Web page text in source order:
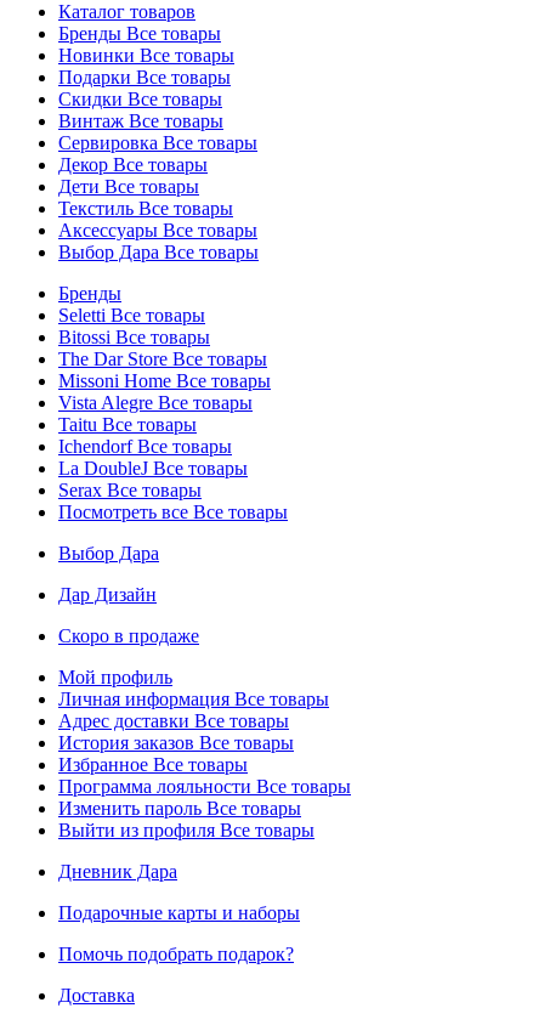
Каталог товаров
Бренды Все товары
Новинки Все товары
Подарки Все товары
Скидки Все товары
Винтаж Все товары
Сервировка Все товары
Декор Все товары
Дети Все товары
Текстиль Все товары
Аксессуары Все товары
Выбор Дара Все товары
Бренды
Seletti Все товары
Bitossi Все товары
The Dar Store Все товары
Missoni Home Все товары
Vista Alegre Все товары
Taitu Все товары
IchendorfВсе товары
La DoubleJ Все товары
Serax Все товары
Посмотреть все Все товары
Выбор Дара
Дар Дизайн
Скоро в продаже
Мой профиль
Личная информация Все товары
Адрес доставки Все товары
История заказов Все товары
Избранное Все товары
Программа лояльности Все товары
Изменить пароль Все товары
Выйти из профиля Все товары
Дневник Дара
Подарочные карты и наборы
Помочь подобрать подарок?
Доставка